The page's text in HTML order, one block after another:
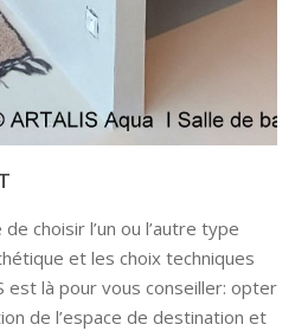
choisir l’un ou l’autre type
et les choix techniques
est là pour vous conseiller: opter
de l’espace de destination et